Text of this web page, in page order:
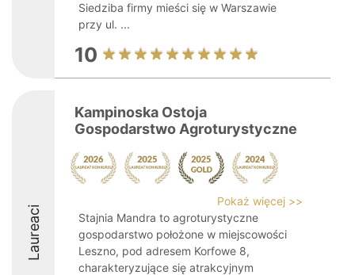
Siedziba firmy mieści się w Warszawie
przy ul. ...
10
Laureaci
Kampinoska Ostoja
Gospodarstwo Agroturystyczne
Pokaż więcej >>
Stajnia Mandra to agroturystyczne
gospodarstwo położone w miejscowości
Leszno, pod adresem Korfowe 8,
charakteryzujące się atrakcyjnym